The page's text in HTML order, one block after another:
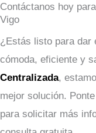
Contáctanos hoy
Vigo
¿Estás listo para dar
cómoda, eficiente y
Centralizada,
mejor solución.
para solicitar más